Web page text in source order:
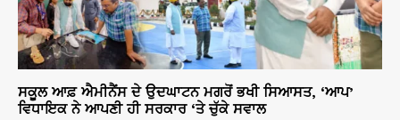
ਸਕੂਲ ਆਫ਼ ਐਮੀਨੈਂਸ ਦੇ ਉਦਘਾਟਨ ਮਗਰੋਂ ਭਖੀ ਸਿਆਸਤ, ‘ਆਪ’
ਵਿਧਾਇਕ ਨੇ ਆਪਣੀ ਹੀ ਸਰਕਾਰ ‘ਤੇ ਚੁੱਕੇ ਸਵਾਲ